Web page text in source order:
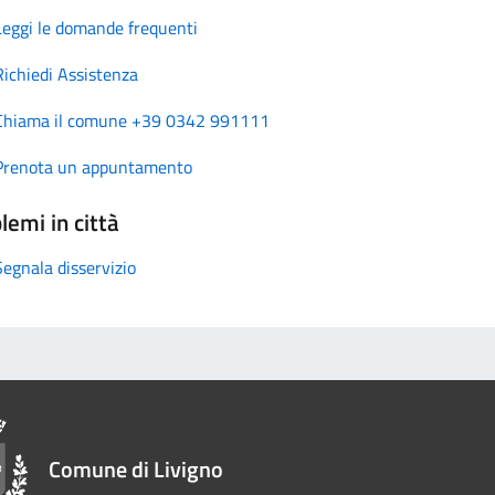
le domande frequenti
Assistenza
il comune +39 0342 991111
un appuntamento
in città
disservizio
Comune di Livigno